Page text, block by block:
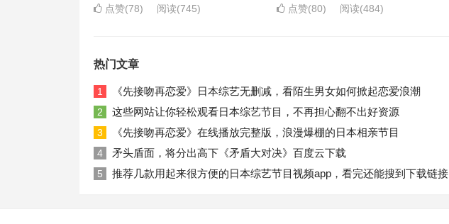
点赞(78) 阅读(745) 点赞(80) 阅读(484)
热门文章
1 《先接吻再恋爱》日本综艺无删减，看陌生男女如何掀起恋爱浪潮
2 这些网站让你轻松观看日本综艺节目，不再担心翻不出好资源
3 《先接吻再恋爱》在线播放完整版，浪漫爆棚的日本相亲节目
4 矛头盾面，将分出高下《矛盾大对决》百度云下载
5 推荐几款用起来很方便的日本综艺节目视频app，看完还能搜到下载链接